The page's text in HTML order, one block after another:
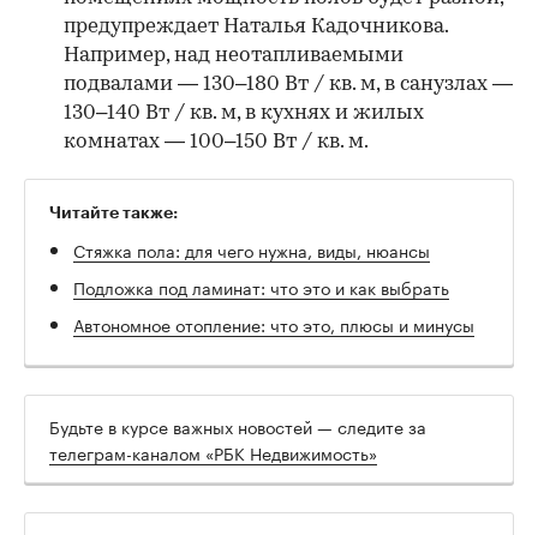
предупреждает Наталья Кадочникова.
Например, над неотапливаемыми
подвалами — 130–180 Вт / кв. м, в санузлах —
130–140 Вт / кв. м, в кухнях и жилых
комнатах — 100–150 Вт / кв. м.
Читайте также:
Стяжка пола: для чего нужна, виды, нюансы
Подложка под ламинат: что это и как выбрать
Автономное отопление: что это, плюсы и минусы
Будьте в курсе важных новостей — следите за
телеграм-каналом «РБК Недвижимость»